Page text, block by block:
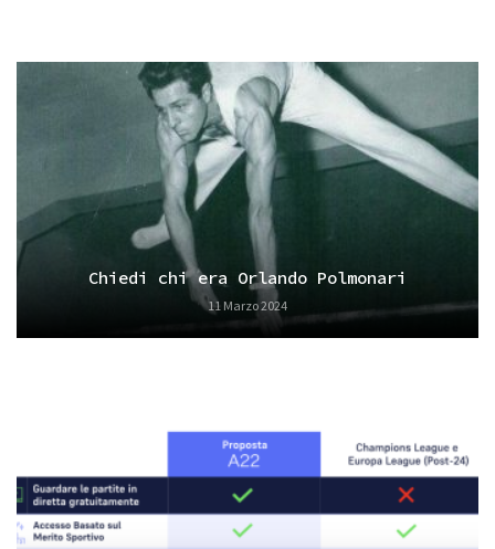
Chiedi chi era Orlando Polmonari
11 Marzo 2024